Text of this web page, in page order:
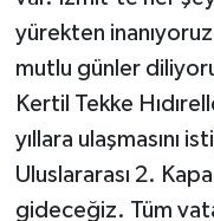
yürekten
mutlu günler
Kertil Tekke
yıllara ulaşmasını
Uluslararası 2.
gideceğiz. Tüm